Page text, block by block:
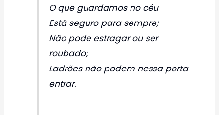
O que guardamos no céu
Está seguro para sempre;
Não pode estragar ou ser
roubado;
Ladrões não podem nessa porta
entrar.